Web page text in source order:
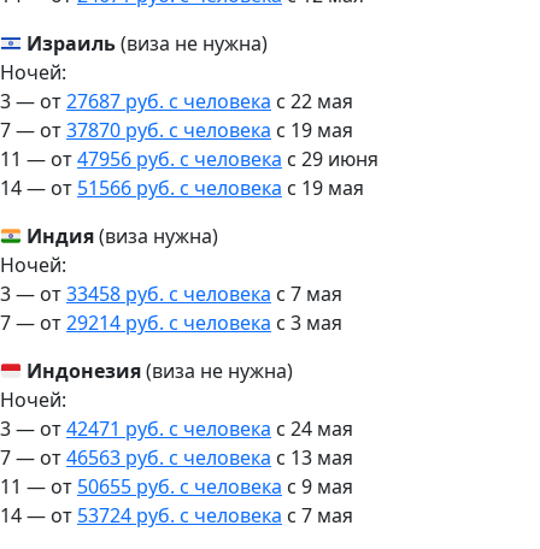
Израиль(виза не нужна)
Ночей:
3 — от27687 руб. с человека c 22 мая
7 — от37870 руб. с человека c 19 мая
11 — от47956 руб. с человека c 29 июня
14 — от 51566 руб. с человека c 19 мая
Индия(виза нужна)
Ночей:
3 — от33458 руб. с человека c 7 мая
7 — от29214 руб. с человека c 3 мая
Индонезия(виза не нужна)
Ночей:
3 — от42471 руб. с человека c 24 мая
7 — от46563 руб. с человека c 13 мая
11 — от 50655 руб. с человека c 9 мая
14 — от 53724 руб. с человека c 7 мая